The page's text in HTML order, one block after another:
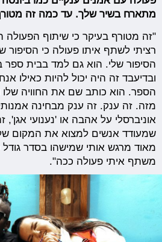
מתארח בשיר שלך. עד כמה זה
"זה מטורף בעיקר כי שיתוף
רציתי לשתף איתו פעולה כי הסיפור
הסיפור שלי. הוא גם למד בבית ספר
ובדיעבד זה היה יכול להיות כאילו
הספר. הוא כותב שם את החוויה שלו
מזה. זה ענק. זה ענק מבחינה
אוניברסלי על אהבה או 'נענועי אגן',
שמעודד אנשים למצוא את המקום
מאוד מרגש אותי שמישהו בסדר
משתף איתי פעולה ככה".